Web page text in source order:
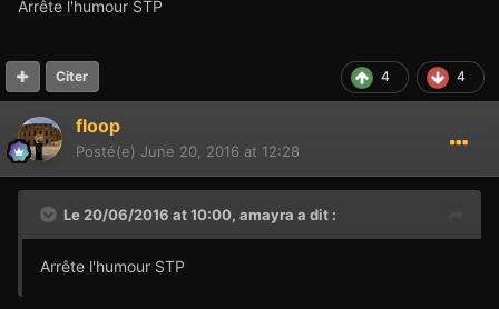
Arrête l'humour STP
4 4
Citer
floop
Posté(e) June 20, 2016 at 12:28
Le 20/06/2016 at 10:00, amayra a dit :
Arrête l'humour STP